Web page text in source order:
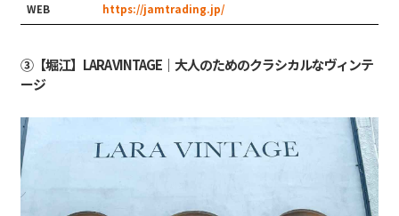
WEB
https://jamtrading.jp/
③【堀江】LARA VINTAGE｜大人のためのクラシカルなヴィンテ
ージ